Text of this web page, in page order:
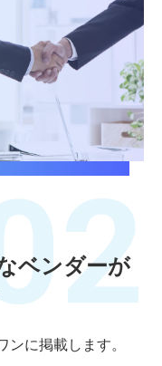
ベンダーが
ンに掲載します。